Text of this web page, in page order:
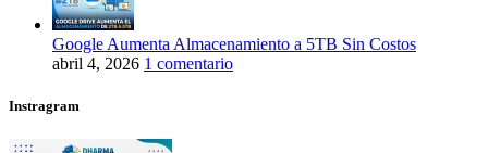
Google Aumenta Almacenamiento a 5TB Sin Costos
abril 4, 2026 1 comentario
Instragram